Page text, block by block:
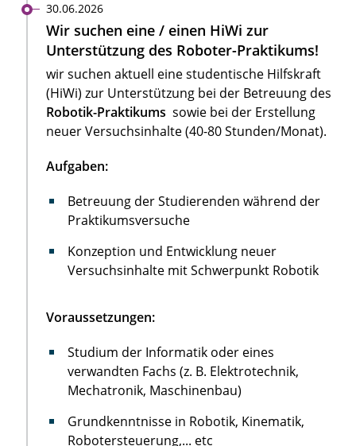
30.06.2026
Wir suchen eine / einen HiWi zur
Unterstützung des Roboter-Praktikums!
wir suchen aktuell eine studentische Hilfskraft
(HiWi) zur Unterstützung bei der Betreuung des
Robotik-Praktikums sowie bei der Erstellung
neuer Versuchsinhalte (40-80 Stunden/Monat).
Aufgaben:
Betreuung der Studierenden während der
Praktikumsversuche
Konzeption und Entwicklung neuer
Versuchsinhalte mit Schwerpunkt Robotik
Voraussetzungen:
Studium der Informatik oder eines
verwandten Fachs (z. B. Elektrotechnik,
Mechatronik, Maschinenbau)
Grundkenntnisse in Robotik, Kinematik,
Robotersteuerung,... etc